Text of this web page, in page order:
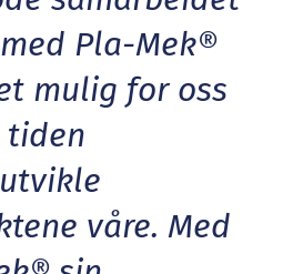
Pla-Mek®
mulig for oss
tiden
våre. Med